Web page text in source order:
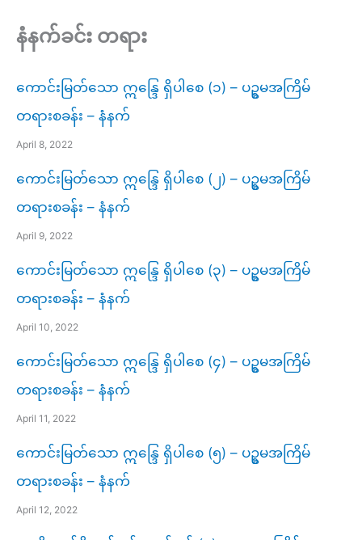
နံနက်ခင်း တရား
ကောင်းမြတ်သော ဣန္ဒြေ ရှိပါစေ (၁) – ပဥ္စမအကြိမ်
တရားစခန်း – နံနက်
April 8, 2022
ကောင်းမြတ်သော ဣန္ဒြေ ရှိပါစေ (၂) – ပဥ္စမအကြိမ်
တရားစခန်း – နံနက်
April 9, 2022
ကောင်းမြတ်သော ဣန္ဒြေ ရှိပါစေ (၃) – ပဥ္စမအကြိမ်
တရားစခန်း – နံနက်
April 10, 2022
ကောင်းမြတ်သော ဣန္ဒြေ ရှိပါစေ (၄) – ပဥ္စမအကြိမ်
တရားစခန်း – နံနက်
April 11, 2022
ကောင်းမြတ်သော ဣန္ဒြေ ရှိပါစေ (၅) – ပဥ္စမအကြိမ်
တရားစခန်း – နံနက်
April 12, 2022